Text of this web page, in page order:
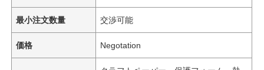
最小注文数量 交渉可能
価格 Negotation